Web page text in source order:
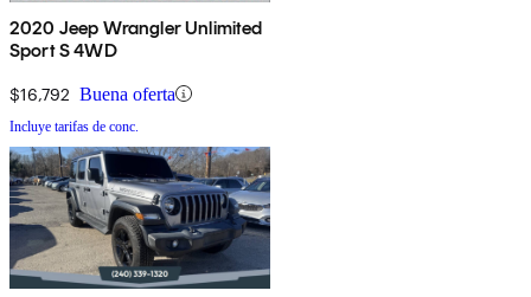
2020 Jeep Wrangler Unlimited
Sport S 4WD
$16,792 Buena oferta
Incluye tarifas de conc.